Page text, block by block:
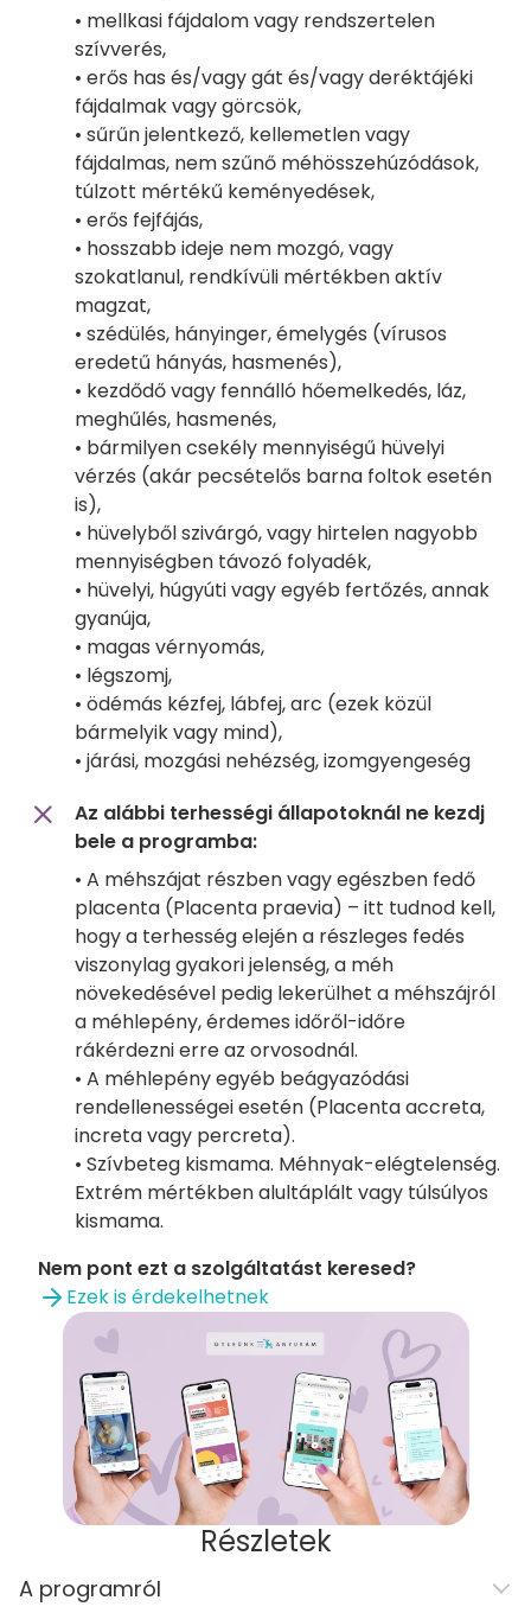
• mellkasi fájdalom vagy rendszertelen
szívverés,
• erős has és/vagy gát és/vagy deréktájéki
fájdalmak vagy görcsök,
• sűrűn jelentkező, kellemetlen vagy
fájdalmas, nem szűnő méhösszehúzódások,
túlzott mértékű keményedések,
• erős fejfájás,
• hosszabb ideje nem mozgó, vagy
szokatlanul, rendkívüli mértékben aktív
magzat,
• szédülés, hányinger, émelygés (vírusos
eredetű hányás, hasmenés),
• kezdődő vagy fennálló hőemelkedés, láz,
meghűlés, hasmenés,
• bármilyen csekély mennyiségű hüvelyi
vérzés (akár pecsételős barna foltok esetén
is),
• hüvelyből szivárgó, vagy hirtelen nagyobb
mennyiségben távozó folyadék,
• hüvelyi, húgyúti vagy egyéb fertőzés, annak
gyanúja,
• magas vérnyomás,
• légszomj,
• ödémás kézfej, lábfej, arc (ezek közül
bármelyik vagy mind),
• járási, mozgási nehézség, izomgyengeség
Az alábbi terhességi állapotoknál ne kezdj
bele a programba:
• A méhszájat részben vagy egészben fedő
placenta (Placenta praevia) – itt tudnod kell,
hogy a terhesség elején a részleges fedés
viszonylag gyakori jelenség, a méh
növekedésével pedig lekerülhet a méhszájról
a méhlepény, érdemes időről-időre
rákérdezni erre az orvosodnál.
• A méhlepény egyéb beágyazódási
rendellenességei esetén (Placenta accreta,
increta vagy percreta).
• Szívbeteg kismama. Méhnyak-elégtelenség.
Extrém mértékben alultáplált vagy túlsúlyos
kismama.
Nem pont ezt a szolgáltatást keresed?
Ezek is érdekelhetnek
Részletek
A programról